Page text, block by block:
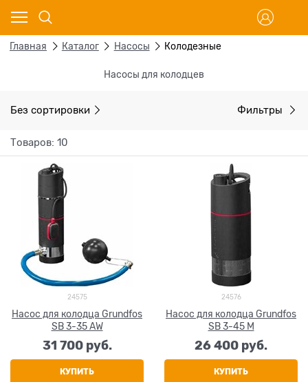
Главная Каталог Насосы Колодезные
Насосы для колодцев
Без сортировки Фильтры
Товаров: 10
24575
Насос для колодца Grundfos
SB 3-35 AW
31 700 руб.
КУПИТЬ
24576
Насос для колодца Grundfos
SB 3-45 M
26 400 руб.
КУПИТЬ